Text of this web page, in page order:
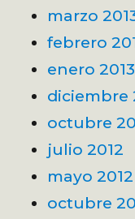
marzo
febrero
enero 2013
diciembre
octubre
julio 2012
mayo 2012
octubre